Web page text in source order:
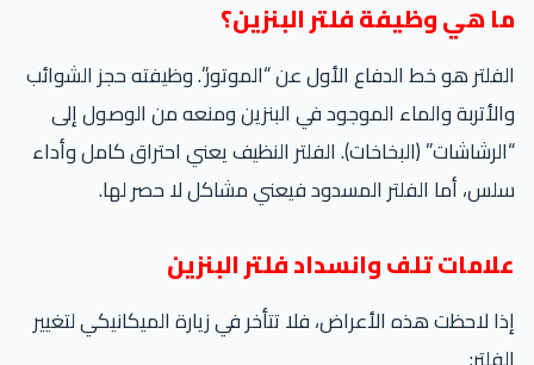
هي وظيفة فلتر البنزين؟
هو خط الدفاع الأول عن “الموتور”. وظيفته حجز الشوائب
والماء الموجود في البنزين ومنعه من الوصول إلى
(البخاخات). الفلتر النظيف يعني احتراق كامل وأداء
أما الفلتر المسدود فيعني مشاكل لا حصر لها.
تلف وانسداد فلتر البنزين
لاحظت هذه الأعراض، فلا تتأخر في زيارة الميكانيكي لتغيير